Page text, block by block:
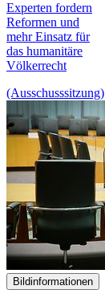
Experten fordern
Reformen und
mehr Einsatz für
das humanitäre
Völkerrecht
(Ausschusssitzung)
Bildinformationen